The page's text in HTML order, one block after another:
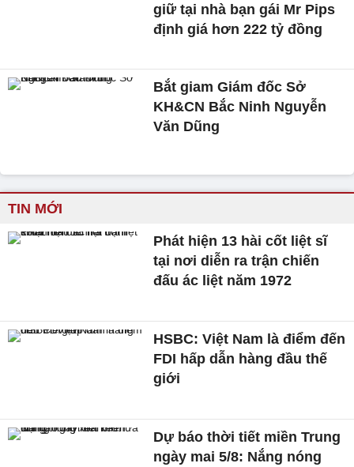
giữ tại nhà bạn gái Mr Pips
định giá hơn 222 tỷ đồng
Bắt giam Giám đốc Sở
KH&CN Bắc Ninh Nguyễn
Văn Dũng
TIN MỚI
Phát hiện 13 hài cốt liệt sĩ
tại nơi diễn ra trận chiến
đấu ác liệt năm 1972
HSBC: Việt Nam là điểm đến
FDI hấp dẫn hàng đầu thế
giới
Dự báo thời tiết miền Trung
ngày mai 5/8: Nắng nóng